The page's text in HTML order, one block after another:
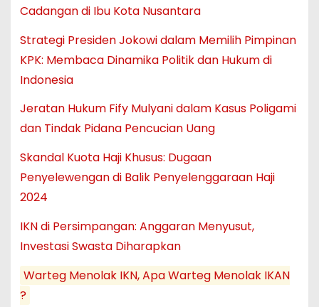
Cadangan di Ibu Kota Nusantara
Strategi Presiden Jokowi dalam Memilih Pimpinan
KPK: Membaca Dinamika Politik dan Hukum di
Indonesia
Jeratan Hukum Fify Mulyani dalam Kasus Poligami
dan Tindak Pidana Pencucian Uang
Skandal Kuota Haji Khusus: Dugaan
Penyelewengan di Balik Penyelenggaraan Haji
2024
IKN di Persimpangan: Anggaran Menyusut,
Investasi Swasta Diharapkan
Warteg Menolak IKN, Apa Warteg Menolak IKAN
?